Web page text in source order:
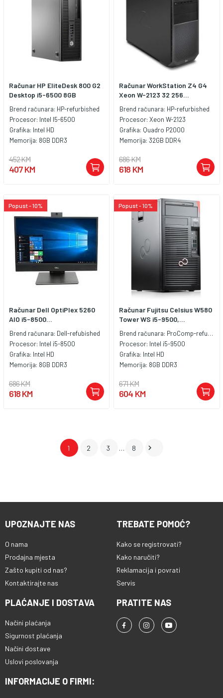
Računar HP EliteDesk 800 G2
Desktop i5-6500 8GB
Brend računara: HP-refurbished
Procesor: Intel I5-6500
Grafika: Intel HD
Memorija: 8GB DDR3
452 KM
407 KM
Računar WorkStation Z4 G4
Xeon W-2123 32 256...
Brend računara: HP-refurbished
Procesor: Xeon W-2123
Grafika: Quadro P2000
Memorija: 32GB DDR4
686 KM
618 KM
Popust - 10%
Računar Dell OptiPlex 5260
AIO i5-8500...
Brend računara: Dell-refubished
Procesor: Intel i5-8500
Grafika: Intel HD
Memorija: 8GB DDR3
686 KM
618 KM
Popust - 10%
Računar Fujitsu Celsius W580
Tower WS i5-9500,...
Brend računara: ProComp-refubished
Procesor: Intel i5-9500
Grafika: Intel HD
Memorija: 8GB DDR3
671 KM
604 KM
1 2 3 … 8 
UPOZNAJTE NAS
O nama
Prodajna mjesta
Zašto kupiti od nas?
Kontaktirajte nas
TREBATE POMOĆ?
Kako se registrovati?
Kako naručiti?
Reklamacija i povrati
Servis
PLAĆANJE I DOSTAVA
Načini plaćanja
Sigurnost plaćanja
Načini dostave
Uslovi poslovanja
PRATITE NAS
INFORMACIJE O FIRMI: